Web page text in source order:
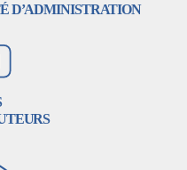
D’ADMINISTRATION